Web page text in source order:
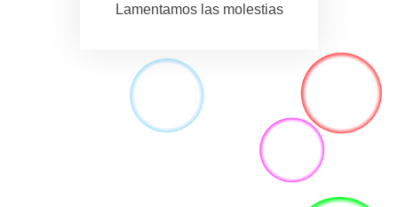
Lamentamos las molestias